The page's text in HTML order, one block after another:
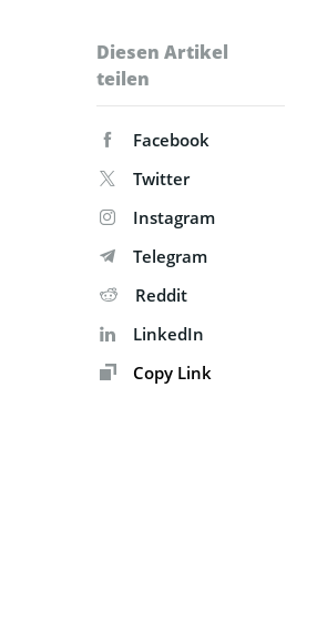
Diesen Artikel
teilen
Facebook
Twitter
Instagram
Telegram
Reddit
LinkedIn
Copy Link